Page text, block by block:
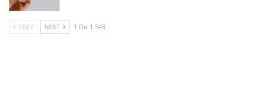
PREV NEXT 1 De 1.543